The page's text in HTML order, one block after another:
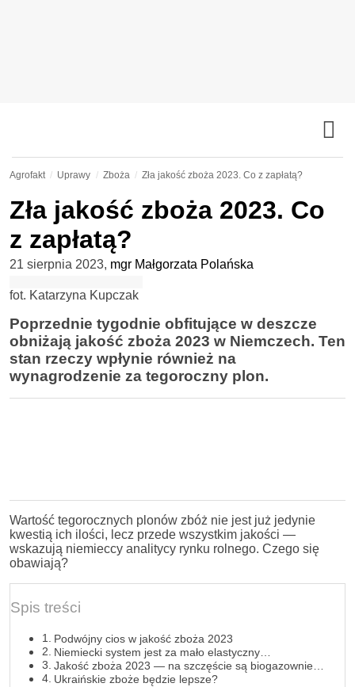
Agrofakt Uprawy Zboża Zła jakość zboża 2023. Co z zapłatą?
Zła jakość zboża 2023. Co
z zapłatą?
21 sierpnia 2023, mgr Małgorzata Polańska
fot. Katarzyna Kupczak
Poprzednie tygodnie obfitujące w deszcze
obniżają jakość zboża 2023 w Niemczech. Ten
stan rzeczy wpłynie również na
wynagrodzenie za tegoroczny plon.
Wartość tegorocznych plonów zbóż nie jest już jedynie
kwestią ich ilości, lecz przede wszystkim jakości —
wskazują niemieccy analitycy rynku rolnego. Czego się
obawiają?
Spis treści
Podwójny cios w jakość zboża 2023
Niemiecki system jest za mało elastyczny…
Jakość zboża 2023 — na szczęście są biogazownie…
Ukraińskie zboże będzie lepsze?